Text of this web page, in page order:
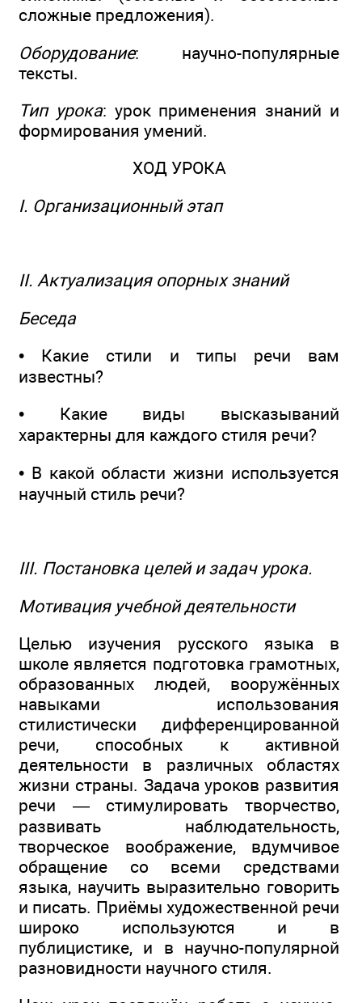
сложные предложения).
Оборудование: научно-популярные
тексты.
Тип урока: урок применения знаний и
формирования умений.
ХОД УРОКА
I. Организационный этап
II. Актуализация опорных знаний
Беседа
• Какие стили и типы речи вам
известны?
• Какие виды высказываний
характерны для каждого стиля речи?
• В какой области жизни используется
научный стиль речи?
III. Постановка целей и задач урока.
Мотивация учебной деятельности
Целью изучения русского языка в
школе является подготовка грамотных,
образованных людей, вооружённых
навыками использования
стилистически дифференцированной
речи, способных к активной
деятельности в различных областях
жизни страны. Задача уроков развития
речи — стимулировать творчество,
развивать наблюдательность,
творческое воображение, вдумчивое
обращение со всеми средствами
языка, научить выразительно говорить
и писать. Приёмы художественной речи
широко используются и в
публицистике, и в научно-популярной
разновидности научного стиля.